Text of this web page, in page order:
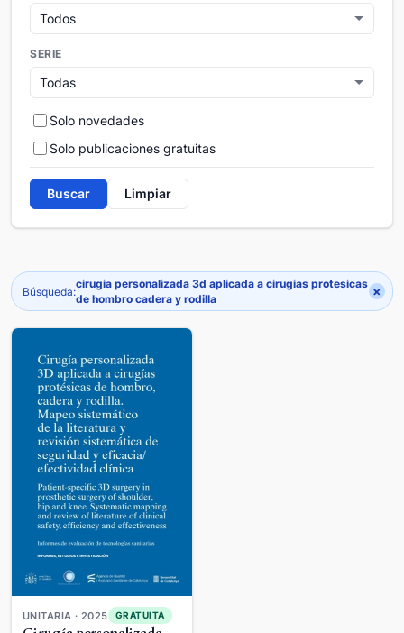
SERIE
Solo novedades
Solo publicaciones gratuitas
Buscar Limpiar
Búsqueda:
cirugia personalizada 3d aplicada a cirugias protesicas
de hombro cadera y rodilla
×
UNITARIA · 2025 GRATUITA